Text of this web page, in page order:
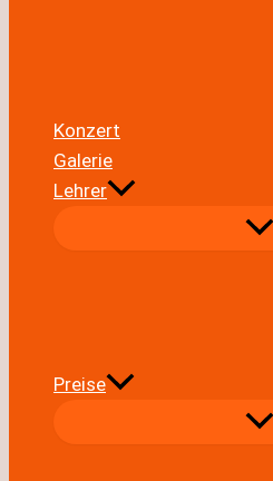
Konzert
Galerie
Lehrer
Preise